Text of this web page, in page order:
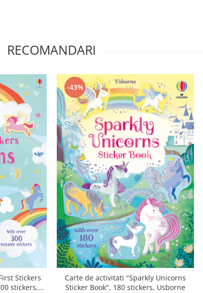
RECOMANDARI
Stickers
stickers,
-43%
Carte de activitati "Sparkly Unicorns
Sticker Book", 180 stickers, Usborne